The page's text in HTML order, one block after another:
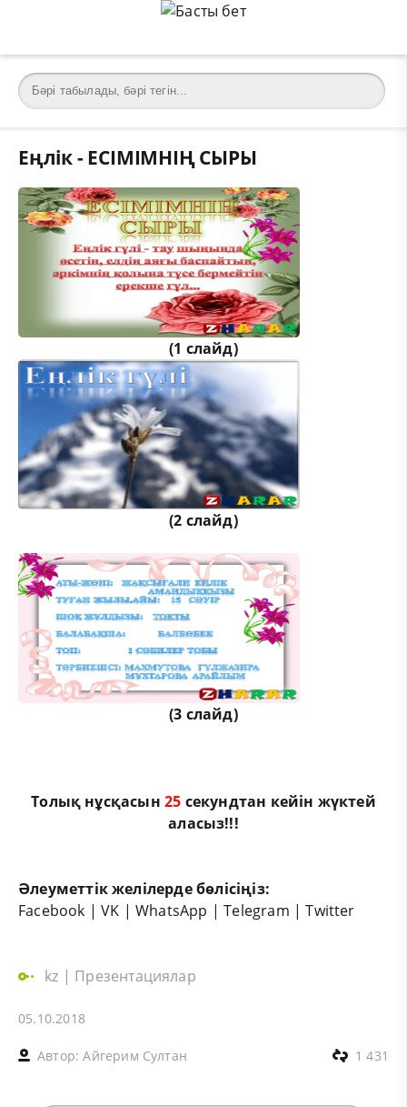
Еңлік - ЕСІМІМНІҢ СЫРЫ
(1 слайд)
(2 слайд)
(3 слайд)
Толық нұсқасын24 секундтан кейін жүктей
аласыз!!!
Әлеуметтік желілерде бөлісіңіз:
Facebook |VK |WhatsApp |Telegram |Twitter
kz | Презентациялар
05.10.2018
Автор:Айгерим Султан 1 431